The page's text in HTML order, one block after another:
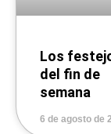
Los
del fin de
semana
6 de agosto de